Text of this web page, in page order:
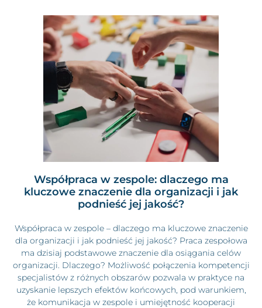
Współpraca w zespole: dlaczego ma
kluczowe znaczenie dla organizacji i jak
podnieść jej jakość?
Współpraca w zespole – dlaczego ma kluczowe znaczenie
dla organizacji i jak podnieść jej jakość? Praca zespołowa
ma dzisiaj podstawowe znaczenie dla osiągania celów
organizacji. Dlaczego? Możliwość połączenia kompetencji
specjalistów z różnych obszarów pozwala w praktyce na
uzyskanie lepszych efektów końcowych, pod warunkiem,
że komunikacja w zespole i umiejętność kooperacji